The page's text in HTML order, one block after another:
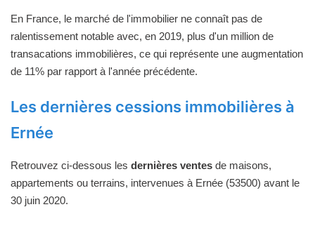
En France, le marché de l'immobilier ne connaît pas de
ralentissement notable avec, en 2019, plus d'un million de
transacations immobilières, ce qui représente une augmentation
de 11% par rapport à l'année précédente.
Les dernières cessions immobilières à
Ernée
Retrouvez ci-dessous les dernières ventes de maisons,
appartements ou terrains, intervenues à Ernée (53500) avant le
30 juin 2020.